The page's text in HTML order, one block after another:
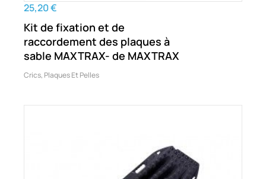
25,20 €
Kit de fixation et de
raccordement des plaques à
sable MAXTRAX- de MAXTRAX
Crics, Plaques Et Pelles